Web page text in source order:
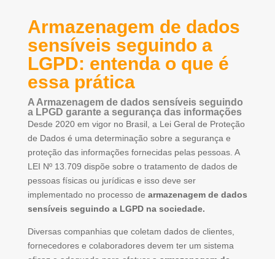
Armazenagem de dados
sensíveis seguindo a
LGPD: entenda o que é
essa prática
A Armazenagem de dados sensíveis seguindo
a LPGD garante a segurança das informações
Desde 2020 em vigor no Brasil, a Lei Geral de Proteção
de Dados é uma determinação sobre a segurança e
proteção das informações fornecidas pelas pessoas. A
LEI Nº 13.709 dispõe sobre o tratamento de dados de
pessoas físicas ou jurídicas e isso deve ser
implementado no processo de armazenagem de dados
sensíveis seguindo a LGPD na sociedade.
Diversas companhias que coletam dados de clientes,
fornecedores e colaboradores devem ter um sistema